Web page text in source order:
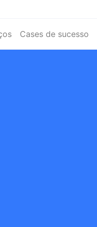
Cases de sucesso